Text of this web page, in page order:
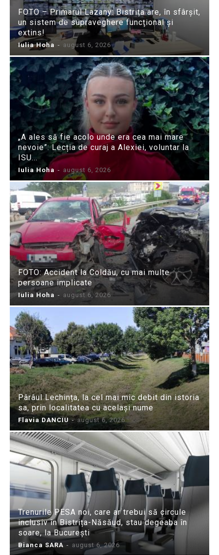
FOTO – Primarul Lazany: Bistrița are, în sfârșit,
un sistem de supraveghere funcțional și
extins!
Iulia Hoha - august 6, 2026
„A ales să fie acolo unde era cea mai mare
nevoie”: Lecția de curaj a Alexiei, voluntar la
ISU...
Iulia Hoha - august 6, 2026
FOTO: Accident la Coldău, cu mai multe
persoane implicate
Iulia Hoha - august 6, 2026
Pârâul Lechința, la cel mai mic debit din istoria
sa, prin localitatea cu același nume
Flavia DANCIU - august 6, 2026
Trenurile PESA noi, care ar trebui să circule
inclusiv în Bistrița-Năsăud, stau degeaba în
soare, la București
Bianca SARA - august 6, 2026